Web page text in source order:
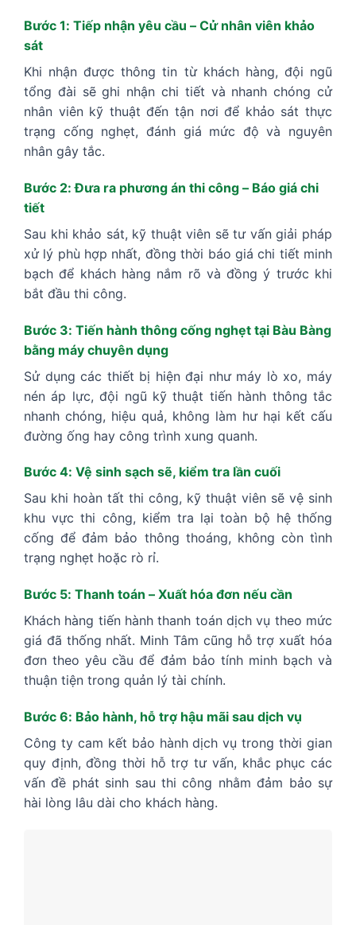
Bước 1: Tiếp nhận yêu cầu – Cử nhân viên khảo
sát
Khi nhận được thông tin từ khách hàng, đội ngũ
tổng đài sẽ ghi nhận chi tiết và nhanh chóng cử
nhân viên kỹ thuật đến tận nơi để khảo sát thực
trạng cống nghẹt, đánh giá mức độ và nguyên
nhân gây tắc.
Bước 2: Đưa ra phương án thi công – Báo giá chi
tiết
Sau khi khảo sát, kỹ thuật viên sẽ tư vấn giải pháp
xử lý phù hợp nhất, đồng thời báo giá chi tiết minh
bạch để khách hàng nắm rõ và đồng ý trước khi
bắt đầu thi công.
Bước 3: Tiến hành thông cống nghẹt tại Bàu Bàng
bằng máy chuyên dụng
Sử dụng các thiết bị hiện đại như máy lò xo, máy
nén áp lực, đội ngũ kỹ thuật tiến hành thông tắc
nhanh chóng, hiệu quả, không làm hư hại kết cấu
đường ống hay công trình xung quanh.
Bước 4: Vệ sinh sạch sẽ, kiểm tra lần cuối
Sau khi hoàn tất thi công, kỹ thuật viên sẽ vệ sinh
khu vực thi công, kiểm tra lại toàn bộ hệ thống
cống để đảm bảo thông thoáng, không còn tình
trạng nghẹt hoặc rò rỉ.
Bước 5: Thanh toán – Xuất hóa đơn nếu cần
Khách hàng tiến hành thanh toán dịch vụ theo mức
giá đã thống nhất. Minh Tâm cũng hỗ trợ xuất hóa
đơn theo yêu cầu để đảm bảo tính minh bạch và
thuận tiện trong quản lý tài chính.
Bước 6: Bảo hành, hỗ trợ hậu mãi sau dịch vụ
Công ty cam kết bảo hành dịch vụ trong thời gian
quy định, đồng thời hỗ trợ tư vấn, khắc phục các
vấn đề phát sinh sau thi công nhằm đảm bảo sự
hài lòng lâu dài cho khách hàng.